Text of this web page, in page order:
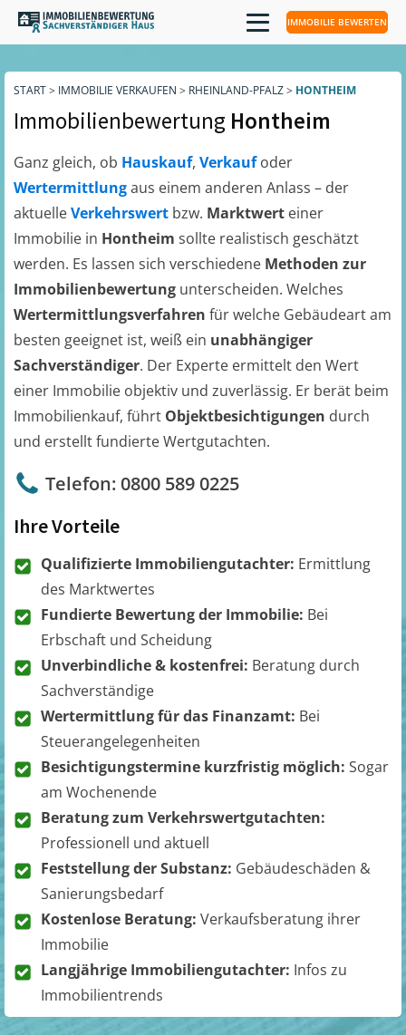
IMMOBILIE BEWERTEN
START> IMMOBILIE VERKAUFEN > RHEINLAND-PFALZ> HONTHEIM
Immobilienbewertung Hontheim
Ganz gleich, ob Hauskauf, Verkaufoder
Wertermittlungaus einem anderen Anlass – der
aktuelleVerkehrswert bzw. Marktwert einer
Immobilie in Hontheim sollte realistisch geschätzt
werden. Es lassen sich verschiedene Methoden zur
Immobilienbewertung unterscheiden. Welches
Wertermittlungsverfahren für welche Gebäudeart am
besten geeignet ist, weiß ein unabhängiger
Sachverständiger. Der Experte ermittelt den Wert
einer Immobilie objektiv und zuverlässig. Er berät beim
Immobilienkauf, führt Objektbesichtigungen durch
und erstellt fundierte Wertgutachten.
Telefon: 0800 589 0225
Ihre Vorteile
Qualifizierte Immobiliengutachter: Ermittlung
des Marktwertes
Fundierte Bewertung der Immobilie: Bei
Erbschaft und Scheidung
Unverbindliche & kostenfrei: Beratung durch
Sachverständige
Wertermittlung für das Finanzamt: Bei
Steuerangelegenheiten
Besichtigungstermine kurzfristig möglich: Sogar
am Wochenende
Beratung zum Verkehrswertgutachten:
Professionell und aktuell
Feststellung der Substanz: Gebäudeschäden &
Sanierungsbedarf
Kostenlose Beratung: Verkaufsberatung ihrer
Immobilie
Langjährige Immobiliengutachter: Infos zu
Immobilientrends